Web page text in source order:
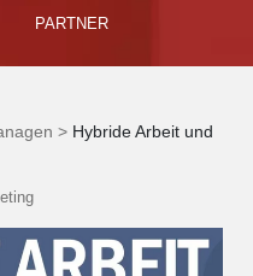
PARTNER
> Hybride Arbeit und